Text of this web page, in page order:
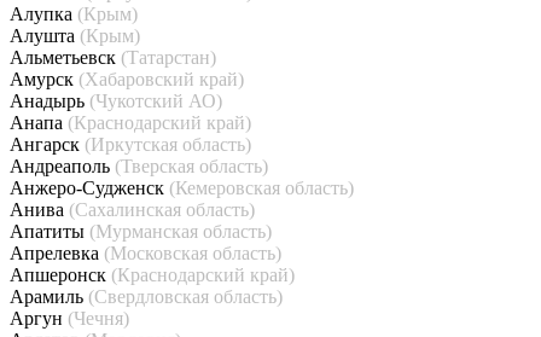
Алупка (Крым)
Алушта (Крым)
Альметьевск (Татарстан)
Амурск (Хабаровский край)
Анадырь (Чукотский АО)
Анапа (Краснодарский край)
Ангарск (Иркутская область)
Андреаполь (Тверская область)
Анжеро-Судженск (Кемеровская область)
Анива (Сахалинская область)
Апатиты (Мурманская область)
Апрелевка (Московская область)
Апшеронск (Краснодарский край)
Арамиль (Свердловская область)
Аргун (Чечня)